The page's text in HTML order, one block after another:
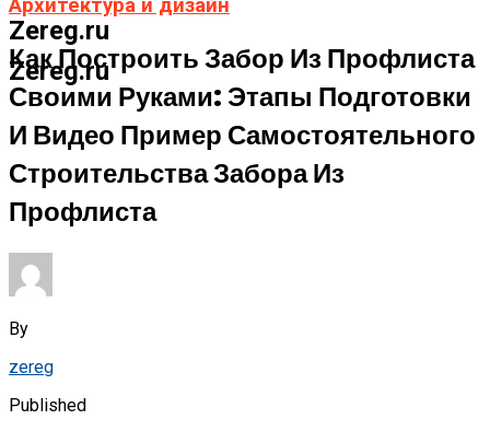
Zereg.ru
Zereg.ru
Архитектура и дизайн
Как Построить Забор Из Профлиста
Своими Руками: Этапы Подготовки
И Видео Пример Самостоятельного
Строительства Забора Из
Профлиста
By
zereg
Published